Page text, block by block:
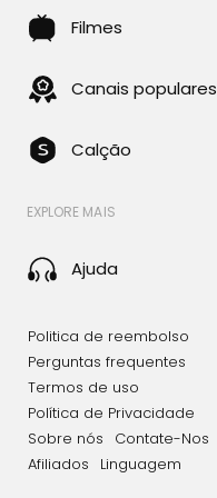
Filmes
Canais populares
Calção
EXPLORE MAIS
Ajuda
Politica de reembolso
Perguntas frequentes
Termos de uso
Política de Privacidade
Sobre nós
Contate-Nos
Afiliados
Linguagem